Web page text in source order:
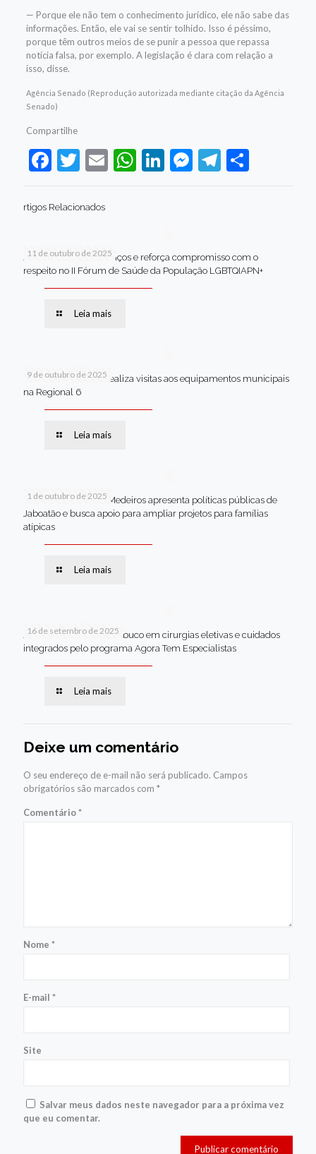
— Porque ele não tem o conhecimento jurídico, ele não sabe das
informações. Então, ele vai se sentir tolhido. Isso é péssimo,
porque têm outros meios de se punir a pessoa que repassa
notícia falsa, por exemplo. A legislação é clara com relação a
isso, disse.
Agência Senado (Reprodução autorizada mediante citação da Agência
Senado)
Compartilhe
Facebook
Twitter
EmailWhatsApp
LinkedIn
Messenger
Telegram
Share
rtigos Relacionados
11 de outubro de 2025
Jaboatão celebra avanços e reforça compromisso com o
respeito no II Fórum de Saúde da População LGBTQIAPN+
Leia mais
9 de outubro de 2025
Van dos secretários realiza visitas aos equipamentos municipais
na Regional 6
Leia mais
1 de outubro de 2025
Em Brasília, Andréa Medeiros apresenta políticas públicas de
Jaboatão e busca apoio para ampliar projetos para famílias
atípicas
Leia mais
16 de setembro de 2025
Jaboatão lidera Pernambuco em cirurgias eletivas e cuidados
integrados pelo programa Agora Tem Especialistas
Leia mais
Deixe um comentário
O seu endereço de e-mail não será publicado. Campos
obrigatórios são marcados com *
Comentário*
Nome *
E-mail *
Site
Salvar meus dados neste navegador para a próxima vez
que eu comentar.